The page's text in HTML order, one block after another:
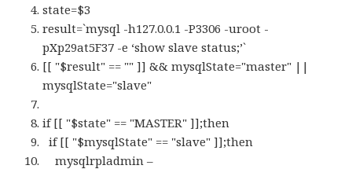
state=$3
result=`mysql -h127.0.0.1 -P3306 -uroot -
pXp29at5F37 -e ‘show slave status;’`
[[ "$result" == "" ]] && mysqlState="master" ||
mysqlState="slave"
if [[ "$state" == "MASTER" ]];then
if [[ "$mysqlState" == "slave" ]];then
mysqlrpladmin –